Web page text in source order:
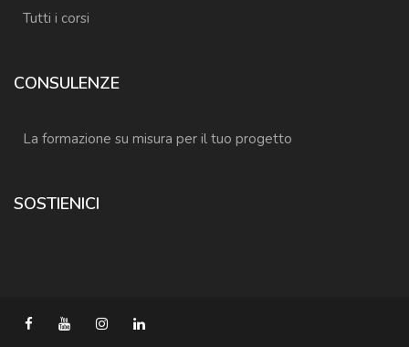
Tutti i corsi
CONSULENZE
La formazione su misura per il tuo progetto
SOSTIENICI